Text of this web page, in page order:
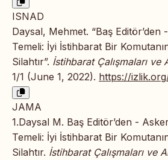
ISNAD
Daysal, Mehmet. “Baş Editör’den
Temeli: İyi İstihbarat Bir
Silahtır”. İstihbarat Çalışmaları ve
1/1 (June 1, 2022). https://
JAMA
1.Daysal M. Baş Editör’den -
Temeli: İyi İstihbarat Bir
Silahtır. İstihbarat Çalışmaları ve